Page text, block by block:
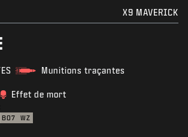
X9 MAVERICK
Munitions traçantes
Effet de mort
BO7 WZ